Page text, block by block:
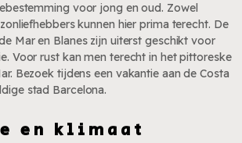
voor jong en oud. Zowel
kunnen hier prima terecht. De
Mar en Blanes zijn uiterst geschikt voor
Voor rust kan men terecht in het pittoreske
Bezoek tijdens een vakantie aan de Costa
stad Barcelona.
en klimaat